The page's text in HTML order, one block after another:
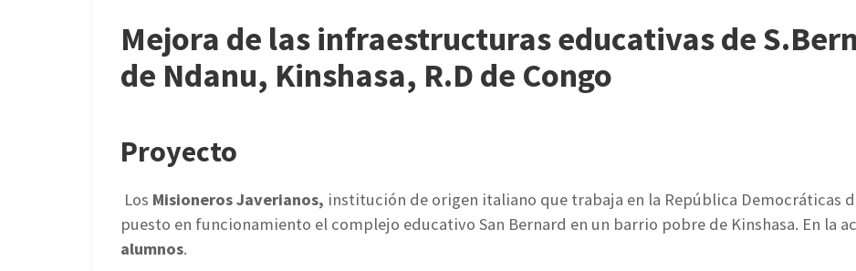
Mejora de las infraestructuras educativas de
de Ndanu, Kinshasa, R.D de Congo
Proyecto
Los Misioneros Javerianos, institución de origen italiano que trabaja en la República Democráticas
puesto en funcionamiento el complejo educativo San Bernard en un barrio pobre de Kinshasa. En la
alumnos.